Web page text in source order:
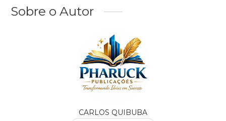
Sobre o Autor
CARLOS QUIBUBA